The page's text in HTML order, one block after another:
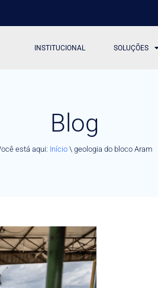
INSTITUCIONAL SOLUÇÕES
Blog
está aqui: Início \ geologia do bloco Aram